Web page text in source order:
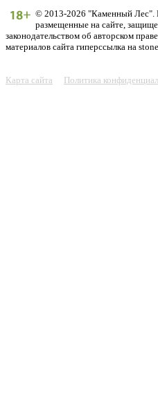
© 2013-2026 "Каменный Лес".
размещенные на сайте,
законодательством об авторском
материалов сайта гиперссылка на
Карта сайта Политика